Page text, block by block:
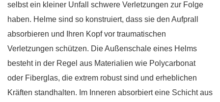
selbst ein kleiner Unfall schwere Verletzungen zur Folge
haben. Helme sind so konstruiert, dass sie den Aufprall
absorbieren und Ihren Kopf vor traumatischen
Verletzungen schützen. Die Außenschale eines Helms
besteht in der Regel aus Materialien wie Polycarbonat
oder Fiberglas, die extrem robust sind und erheblichen
Kräften standhalten. Im Inneren absorbiert eine Schicht aus